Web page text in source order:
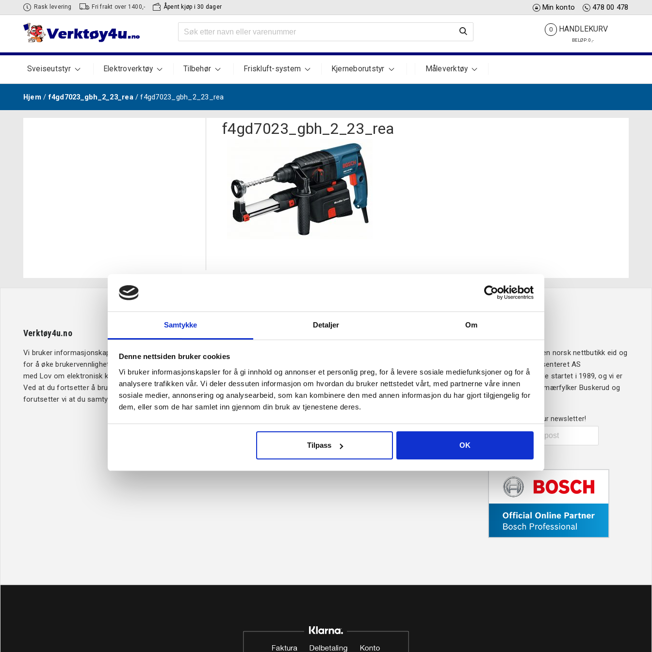
Samtykke Detaljer Om
Denne nettsiden bruker cookies
Vi bruker informasjonskapsler for å gi innhold og annonser et personlig preg, for å levere sosiale mediefunksjoner og for å
analysere trafikken vår. Vi deler dessuten informasjon om hvordan du bruker nettstedet vårt, med partnerne våre innen
sosiale medier, annonsering og analysearbeid, som kan kombinere den med annen informasjon du har gjort tilgjengelig for
dem, eller som de har samlet inn gjennom din bruk av tjenestene deres.
Tilpass OK
til
innhold
Rask levering Fri frakt over 1400,- Åpent kjøp i 30 dager Min konto 478 00 478
Søk
etter:
0 HANDLEKURV
BELØP:0 ,-
Sveiseutstyr Elektroverktøy Tilbehør Friskluft-system Kjerneborutstyr Måleverktøy
Hjem /f4gd7023_gbh_2_23_rea/ f4gd7023_gbh_2_23_rea
f4gd7023_gbh_2_23_rea
Verktøy4u.no
Vi bruker informasjonskapsler (cookies)
for å øke brukervennligheten i samsvar
med Lov om elektronisk kommunikasjon.
Ved at du fortsetter å bruke Verktøy4u.no,
forutsetter vi at du samtykker til dette.
Retur og bytte
Kjøpsbetingelser
Leveringsinformasjon
Reklamasjon
Personvernerklæring
Informasjon om cookies
Min konto
Verktøy4u.no er en norsk nettbutikk eid og
drevet av Sveisesenteret AS
Sveisesenteret ble startet i 1989, og vi er
ledende i våre primærfylker Buskerud og
Vestfold.
Sign up for our newsletter!